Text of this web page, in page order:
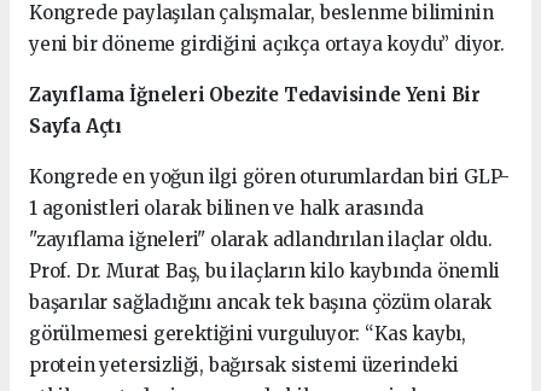
Kongrede paylaşılan çalışmalar, beslenme biliminin
yeni bir döneme girdiğini açıkça ortaya koydu” diyor.
Zayıflama İğneleri Obezite Tedavisinde Yeni Bir
Sayfa Açtı
Kongrede en yoğun ilgi gören oturumlardan biri GLP-
1 agonistleri olarak bilinen ve halk arasında
"zayıflama iğneleri" olarak adlandırılan ilaçlar oldu.
Prof. Dr. Murat Baş, bu ilaçların kilo kaybında önemli
başarılar sağladığını ancak tek başına çözüm olarak
görülmemesi gerektiğini vurguluyor: “Kas kaybı,
protein yetersizliği, bağırsak sistemi üzerindeki